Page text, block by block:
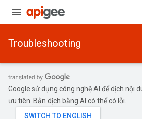
Troubleshooting
Google sử dụng công nghệ AI để dịch nội
ưu tiên. Bản dịch bằng AI có thể có lỗi.